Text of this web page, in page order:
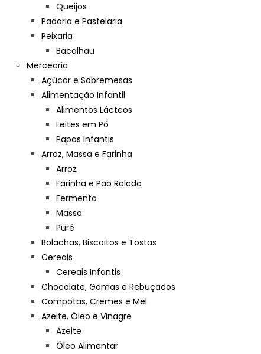
Queijos
Padaria e Pastelaria
Peixaria
Bacalhau
Mercearia
Açúcar e Sobremesas
Alimentação Infantil
Alimentos Lácteos
Leites em Pó
Papas Infantis
Arroz, Massa e Farinha
Arroz
Farinha e Pão Ralado
Fermento
Massa
Puré
Bolachas, Biscoitos e Tostas
Cereais
Cereais Infantis
Chocolate, Gomas e Rebuçados
Compotas, Cremes e Mel
Azeite, Óleo e Vinagre
Azeite
Óleo Alimentar